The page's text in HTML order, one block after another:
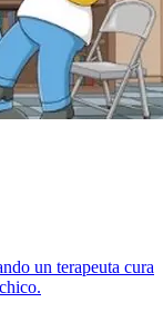
un terapeuta cura